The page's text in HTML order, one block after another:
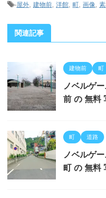
-屋外 建物前 洋館 町 画像
関連記事
建物前 町
ノベルゲ
前 の 無料
町 道路
ノベルゲ
町 の 無料